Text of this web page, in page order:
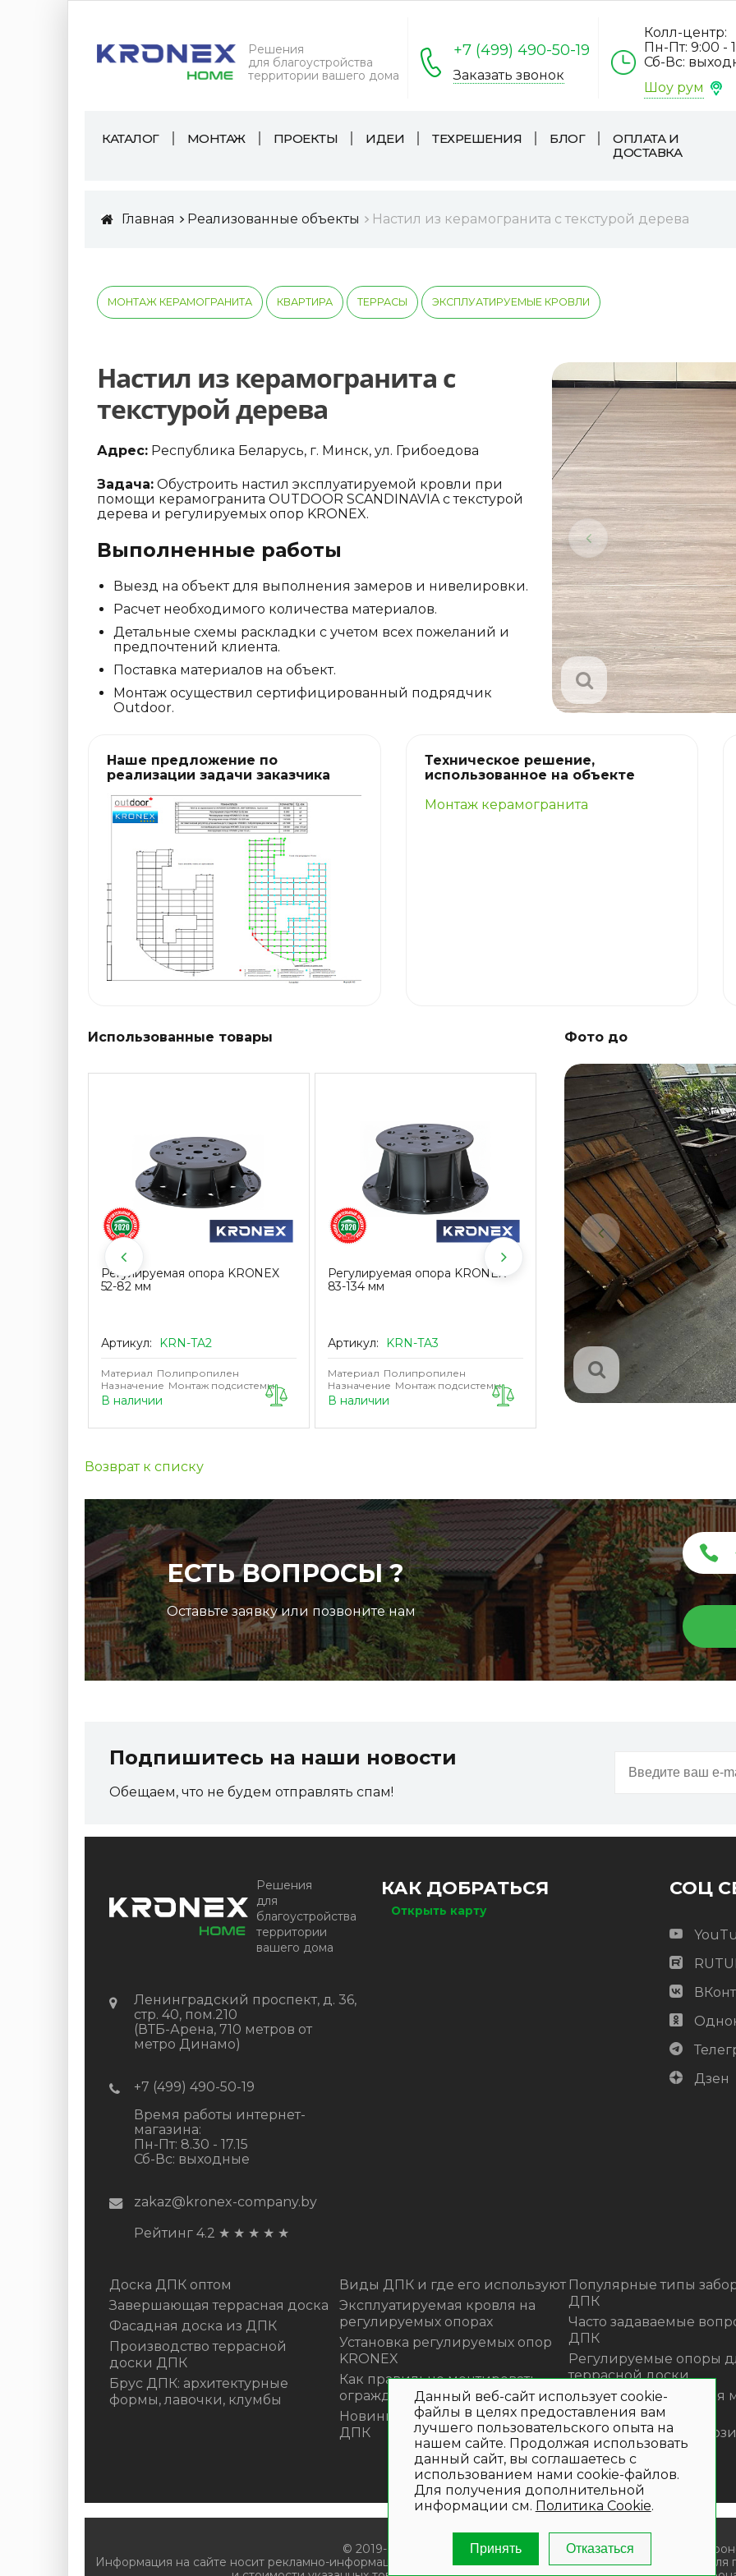
Решения
для благоустройства
территории вашего дома
+7 (499) 490-50-19
Заказать звонок
Колл-центр:
Пн-Пт: 9:00 -
Сб-Вс:
Шоу рум
КАТАЛОГ МОНТАЖ ПРОЕКТЫ ИДЕИ ТЕХРЕШЕНИЯ БЛОГ
ОПЛАТА И
ДОСТАВКА
Главная Реализованные объекты Настил из керамогранита с текстурой дерева
МОНТАЖ КЕРАМОГРАНИТА КВАРТИРА ТЕРРАСЫ ЭКСПЛУАТИРУЕМЫЕ КРОВЛИ
Настил из керамогранита с
текстурой дерева
Адрес: Республика Беларусь, г. Минск, ул. Грибоедова
Задача: Обустроить настил эксплуатируемой кровли при
помощи керамогранита OUTDOOR SCANDINAVIA с текстурой
дерева и регулируемых опор KRONEX.
Выполненные работы
Выезд на объект для выполнения замеров и нивелировки.
Расчет необходимого количества материалов.
Детальные схемы раскладки с учетом всех пожеланий и
предпочтений клиента.
Поставка материалов на объект.
Монтаж осуществил сертифицированный подрядчик
Outdoor.
Наше предложение по
реализации задачи заказчика
Техническое решение,
использованное на объекте
Монтаж керамогранита
Фото до
Использованные товары
Регулируемая опора KRONEX
52-82 мм
Артикул: KRN-TA2
Материал Полипропилен
Назначение Монтаж подсистемы
В наличии
Регулируемая опора KRONEX
83-134 мм
Артикул: KRN-TA3
Материал Полипропилен
Назначение Монтаж подсистемы
В наличии
Регулируемая опора KRONEX
133-225 мм
Артикул: KRN-TA4
Материал
Полипропилен
Назначение
Монтаж подсистемы
В наличии
Возврат к списку
ЕСТЬ ВОПРОСЫ ?
Оставьте заявку или позвоните нам
Подпишитесь на наши новости
Обещаем, что не будем отправлять спам!
Решения
для
благоустройства
территории
вашего дома
Ленинградский проспект, д. 36,
стр. 40, пом.210
(ВТБ-Арена, 710 метров от
метро Динамо)
+7 (499) 490-50-19
Время работы интернет-
магазина:
Пн-Пт: 8.30 - 17.15
Сб-Вс: выходные
zakaz@kronex-company.by
Рейтинг 4.2 ★ ★ ★ ★ ★
КАК ДОБРАТЬСЯ
Открыть карту
СОЦ
Дзен
Доска ДПК оптом
Завершающая террасная доска
Фасадная доска из ДПК
Производство террасной
доски ДПК
Брус ДПК: архитектурные
формы, лавочки, клумбы
Виды ДПК и где его используют
Эксплуатируемая кровля на
регулируемых опорах
Установка регулируемых опор
KRONEX
Как правильно монтировать
ограждения из ДПК?
Новинка! Моющее средство для
ДПК
Популярные типы
ДПК
Часто задаваемые
ДПК
Регулируемые опоры
террасной доски
Премиальная садовая
из ротанга Outdoor
Нескользящие
ступени
© 2019- 2026. Общество с ограниченной ответственностью
Информация на сайте носит рекламно-информационный характер и не является публичной офертой.
Данный веб-сайт использует cookie-
файлы в целях предоставления вам
лучшего пользовательского опыта на
нашем сайте. Продолжая использовать
данный сайт, вы соглашаетесь с
использованием нами cookie-файлов.
Для получения дополнительной
информации см. Политика Cookie.
Принять Отказаться